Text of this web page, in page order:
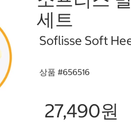
세트
Soflisse Soft
상품 #656516
27,490원